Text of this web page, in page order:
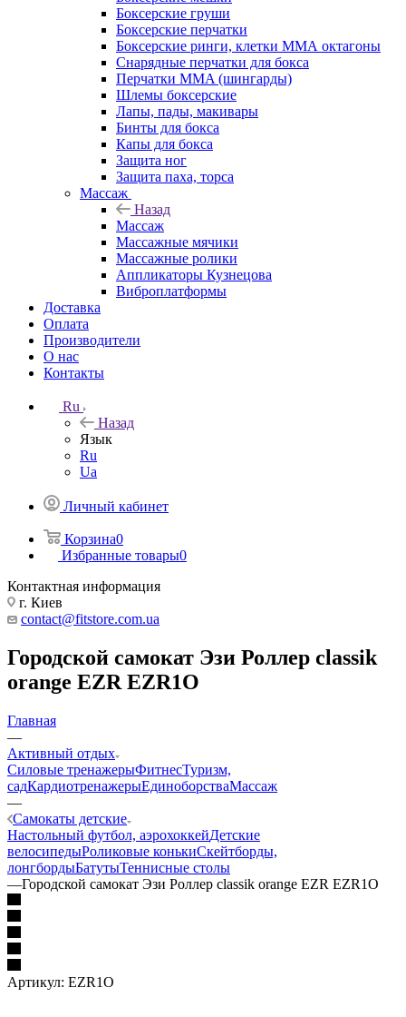
Боксерские груши
Боксерские перчатки
Боксерские ринги, клетки ММА октагоны
Снарядные перчатки для бокса
Перчатки MMA (шингарды)
Шлемы боксерские
Лапы, пады, макивары
Бинты для бокса
Капы для бокса
Защита ног
Защита паха, торса
Массаж
Назад
Массаж
Массажные мячики
Массажные ролики
Аппликаторы Кузнецова
Виброплатформы
Доставка
Оплата
Производители
О нас
Контакты
Ru
Назад
Язык
Ru
Ua
Личный кабинет
Корзина0
Избранные товары0
Контактная информация
г. Киев
contact@fitstore.com.ua
Городской самокат Эзи Роллер classik
orange EZR EZR1O
Главная
—
Активный отдых
Силовые тренажерыФитнесТуризм,
садКардиотренажерыЕдиноборстваМассаж
—
Самокаты детские
Настольный футбол, аэрохоккейДетские
велосипедыРоликовые конькиСкейтборды,
лонгбордыБатутыТеннисные столы
—Городской самокат Эзи Роллер classik orange EZR EZR1O
Артикул: EZR1O